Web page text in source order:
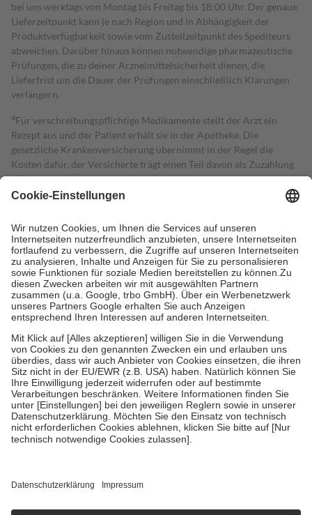
bei uns werktags von Montag bis Freitag bis 18:00 Uhr. Der genaue
Lieferzeitpunkt kann je nach Region und in Abhängigkeit der
Produktverfügbarkeit sowie vom Zustellzeitpunkt des Spediteurs
abweichen. Darüber hinaus können notwendige pharmazeutische
Prüfungen, die zu deiner Arzneimittelsicherheit dienen, die
Lieferfrist um die Dauer der Prüfungen einschließlich Klärungen
verlängern.
4Für verschreibungspflichtige Medikamente stellt der Arzt ein
Rezept aus und der Patient erhält sie in der Apotheke. Die
gesetzliche Krankenversicherung übernimmt in der Regel die
Kosten dafür, der Versicherte trägt einen Teil davon als Zuzahlung
mit.
Grundsätzlich leisten Mitglieder Zuzahlungen in Höhe von zehn
höchstens zehn Euro.
Es sind jedoch nie mehr als die tatsächlichen
Kosten der Leistung zu entrichten.
Diese Regeln gelten grundsätzlich auch für Online-Apotheken.
Bei Heilmitteln und häuslicher Krankenpflege beträgt die
Zuzahlung zehn Prozent der Kosten sowie zehn Euro je
Verordnung.
Um das Engagement der Versicherten für ihre eigene Gesundheit zu
stärken und die besondere Stellung der Familie zu unterstützen,
fallenkeine Zuzahlungenan bei:
• Kindern und Jugendlichen bis zum vollendeten 18. Lebensjahr
mit Ausnahme der Fahrkosten
• Untersuchungen zur Vorsorge und Früherkennung, die von der
GKV getragen werden
• empfohlenen Schutzimpfungen
• Harn- und Blutteststreifen
getroffen, um sicherzustellen, dass es sich um echte Bewertungen
https://help.etrusted.com/hc/de/articles/4419944605341